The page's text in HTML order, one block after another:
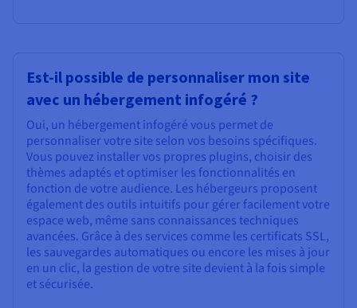
Est-il possible de personnaliser mon site
avec un hébergement infogéré ?
Oui, un hébergement infogéré vous permet de
personnaliser votre site selon vos besoins spécifiques.
Vous pouvez installer vos propres plugins, choisir des
thèmes adaptés et optimiser les fonctionnalités en
fonction de votre audience. Les hébergeurs proposent
également des outils intuitifs pour gérer facilement votre
espace web, même sans connaissances techniques
avancées. Grâce à des services comme les certificats SSL,
les sauvegardes automatiques ou encore les mises à jour
en un clic, la gestion de votre site devient à la fois simple
et sécurisée.